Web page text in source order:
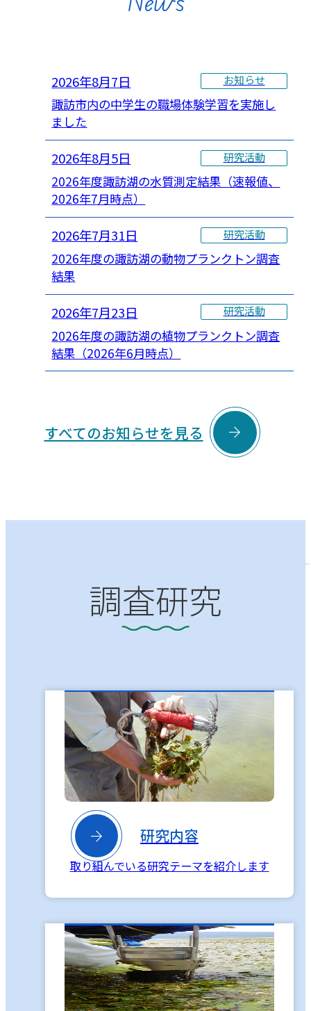
2026年8月7日 お知らせ
諏訪市内の中学生の職場体験学習を実施し
ました
2026年8月5日 研究活動
2026年度諏訪湖の水質測定結果（速報値、
2026年7月時点）
2026年7月31日 研究活動
2026年度の諏訪湖の動物プランクトン調査
結果
2026年7月23日 研究活動
2026年度の諏訪湖の植物プランクトン調査
結果（2026年6月時点）
すべてのお知らせを見る 
調査研究
 研究内容
取り組んでいる研究テーマを紹介します